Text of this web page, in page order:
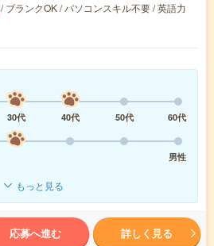
/ ブランクOK / パソコンスキル不要 / 英語力
30代 40代 50代
60代
男性
もっと見る
応募へ進む 詳しく見る